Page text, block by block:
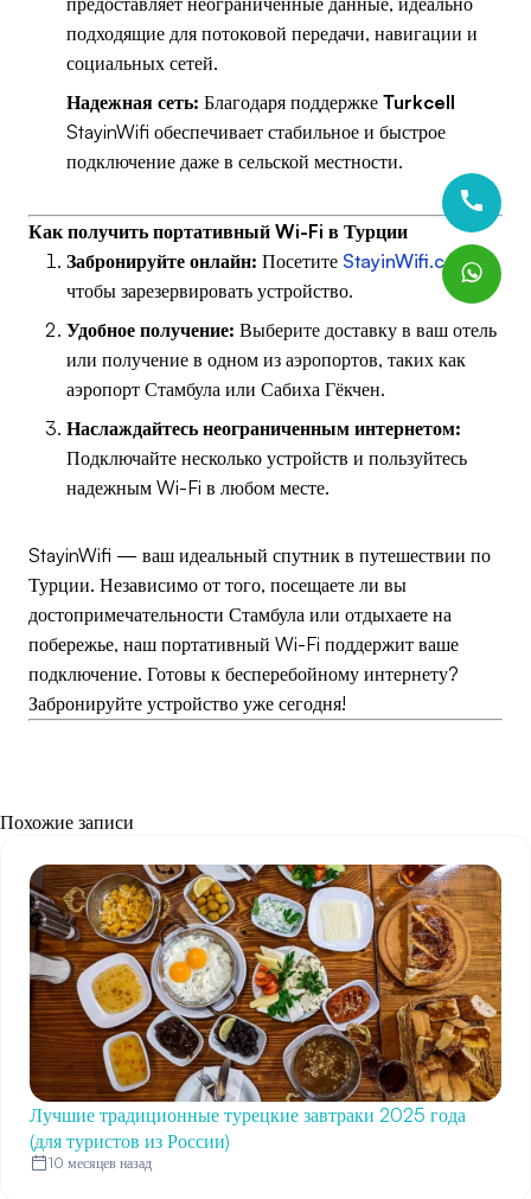
подходящие для потоковой передачи, навигации и
социальных сетей.
Надежная сеть: Благодаря поддержке Turkcell
StayinWifi обеспечивает стабильное и быстрое
подключение даже в сельской местности.
Как получить портативный Wi-Fi в Турции
Забронируйте онлайн: Посетите StayinWifi.com,
чтобы зарезервировать устройство.
Удобное получение: Выберите доставку в ваш отель
или получение в одном из аэропортов, таких как
аэропорт Стамбула или Сабиха Гёкчен.
Наслаждайтесь неограниченным интернетом:
Подключайте несколько устройств и пользуйтесь
надежным Wi-Fi в любом месте.
StayinWifi — ваш идеальный спутник в путешествии по
Турции. Независимо от того, посещаете ли вы
достопримечательности Стамбула или отдыхаете на
побережье, наш портативный Wi-Fi поддержит ваше
подключение. Готовы к бесперебойному интернету?
Забронируйте устройство уже сегодня!
Похожие записи
Лучшие традиционные турецкие завтраки 2025 года
(для туристов из России)
10 месяцев назад